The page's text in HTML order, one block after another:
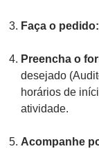
Faça o pedido:
Preencha o
desejado
horários de
atividade.
Acompanhe